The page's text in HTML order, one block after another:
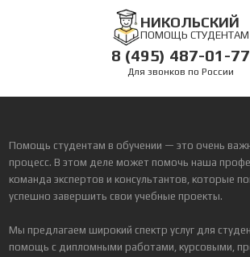
НИКОЛЬСКИЙ
ПОМОЩЬ СТУДЕНТАМ
8 (495) 487-01-77
Для звонков по России
Помощь студентам в обучении — это очень
процесс. В этом деле может помочь наша
команда экспертов и консультантов, которые
успешно завершить свои учебные проекты.
Мы предлагаем широкий спектр услуг для
помощь с дипломными работами, курсовыми,